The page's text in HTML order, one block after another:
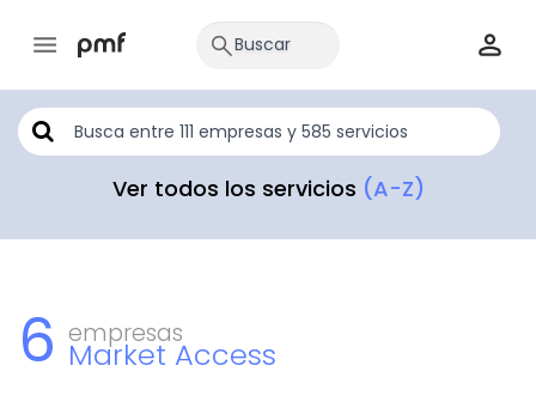
Ver todos los servicios (A-Z)
6 empresas
Market Access